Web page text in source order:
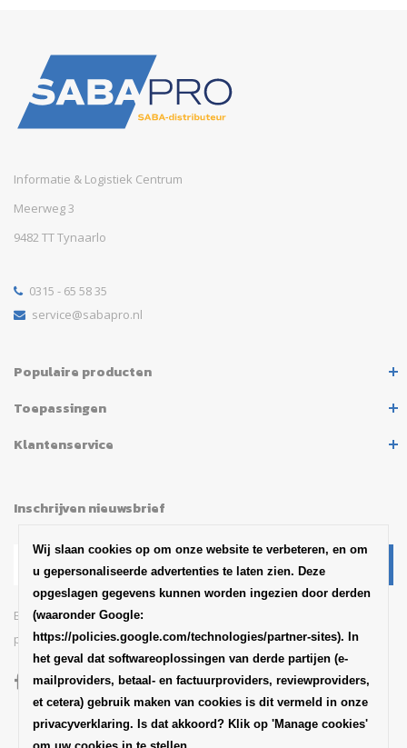
Informatie & Logistiek Centrum
Meerweg 3
9482 TT Tynaarlo
0315 - 65 58 35
service@sabapro.nl
Populaire producten
Toepassingen
Klantenservice
Inschrijven nieuwsbrief
Blijf op de hoogte van het
productaankondigingen en updates van SABA
Wij slaan cookies op om onze website te verbeteren, en om
u gepersonaliseerde advertenties te laten zien. Deze
opgeslagen gegevens kunnen worden ingezien door derden
(waaronder Google:
https://policies.google.com/technologies/partner-sites). In
het geval dat softwareoplossingen van derde partijen (e-
mailproviders, betaal- en factuurproviders, reviewproviders,
et cetera) gebruik maken van cookies is dit vermeld in onze
privacyverklaring. Is dat akkoord? Klik op 'Manage cookies'